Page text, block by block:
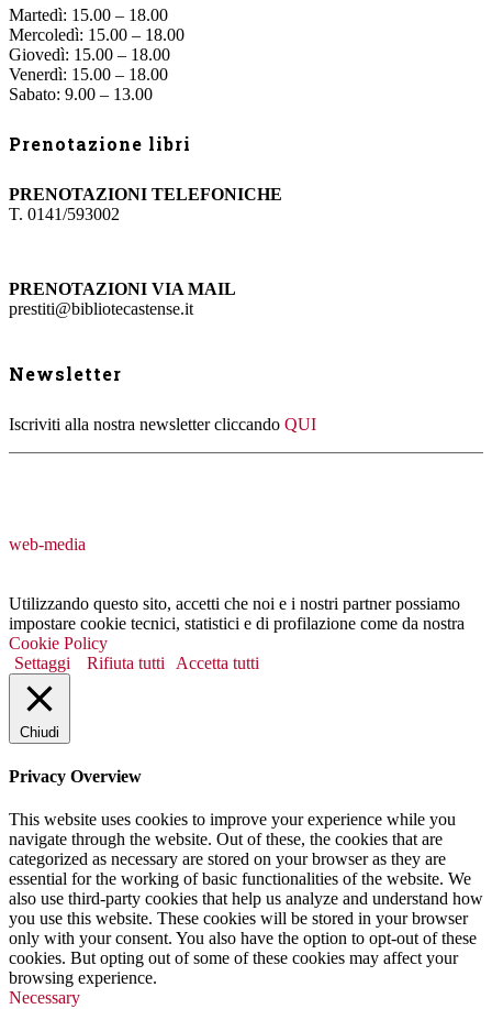
Martedì: 15.00 – 18.00
Mercoledì: 15.00 – 18.00
Giovedì: 15.00 – 18.00
Venerdì: 15.00 – 18.00
Sabato: 9.00 – 13.00
Prenotazione libri
PRENOTAZIONI TELEFONICHE
T. 0141/593002
PRENOTAZIONI VIA MAIL
prestiti@bibliotecastense.it
Newsletter
Iscriviti alla nostra newsletter cliccando QUI
web-media
Utilizzando questo sito, accetti che noi e i nostri partner possiamo
impostare cookie tecnici, statistici e di profilazione come da nostra
Cookie Policy
Settaggi
Rifiuta tutti Accetta tutti
Chiudi
Privacy Overview
This website uses cookies to improve your experience while you
navigate through the website. Out of these, the cookies that are
categorized as necessary are stored on your browser as they are
essential for the working of basic functionalities of the website. We
also use third-party cookies that help us analyze and understand how
you use this website. These cookies will be stored in your browser
only with your consent. You also have the option to opt-out of these
cookies. But opting out of some of these cookies may affect your
browsing experience.
Necessary